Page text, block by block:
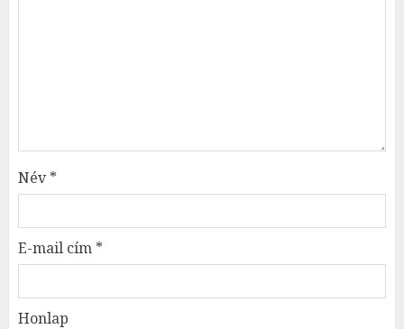
Név*
E-mail cím *
Honlap